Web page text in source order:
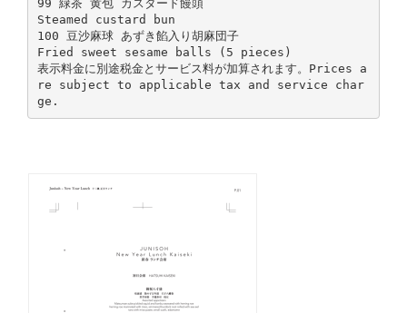
99 緑茶 黄包 カスタード饅頭
Steamed custard bun
100 豆沙麻球 あずき餡入り胡麻団子
Fried sweet sesame balls (5 pieces)
表示料金に別途税金とサービス料が加算されます。Prices a
re subject to applicable tax and service char